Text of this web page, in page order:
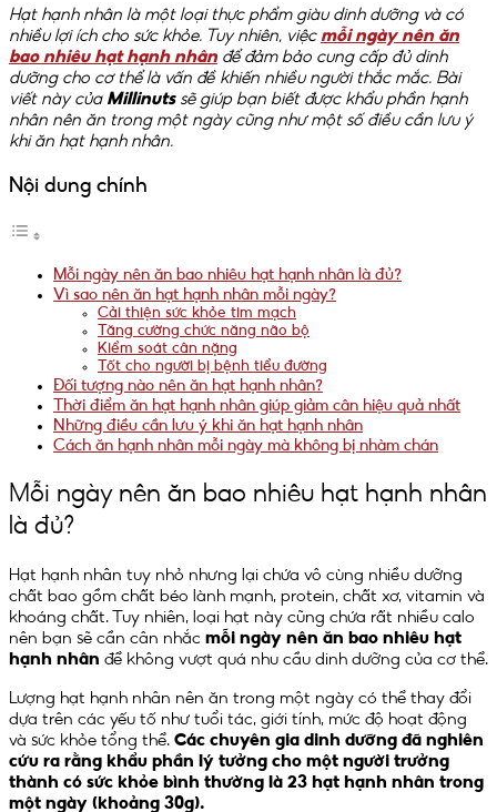
Hạt hạnh nhân là một loại thực phẩm giàu dinh dưỡng và có
nhiều lợi ích cho sức khỏe. Tuy nhiên, việc mỗi ngày nên ăn
bao nhiêu hạt hạnh nhân để đảm bảo cung cấp đủ dinh
dưỡng cho cơ thể là vấn đề khiến nhiều người thắc mắc. Bài
viết này của Millinutssẽ giúp bạn biết được khẩu phần hạnh
nhân nên ăn trong một ngày cũng như một số điều cần lưu ý
khi ăn hạt hạnh nhân.
Nội dung chính
Mỗi ngày nên ăn bao nhiêu hạt hạnh nhân là đủ?
Vì sao nên ăn hạt hạnh nhân mỗi ngày?
Cải thiện sức khỏe tim mạch
Tăng cường chức năng não bộ
Kiểm soát cân nặng
Tốt cho người bị bệnh tiểu đường
Đối tượng nào nên ăn hạt hạnh nhân?
Thời điểm ăn hạt hạnh nhân giúp giảm cân hiệu quả nhất
Những điều cần lưu ý khi ăn hạt hạnh nhân
Cách ăn hạnh nhân mỗi ngày mà không bị nhàm chán
Mỗi ngày nên ăn bao nhiêu hạt hạnh nhân
là đủ?
Hạt hạnh nhân tuy nhỏ nhưng lại chứa vô cùng nhiều dưỡng
chất bao gồm chất béo lành mạnh, protein, chất xơ, vitamin và
khoáng chất. Tuy nhiên, loại hạt này cũng chứa rất nhiều calo
nên bạn sẽ cần cân nhắc mỗi ngày nên ăn bao nhiêu hạt
hạnh nhân để không vượt quá nhu cầu dinh dưỡng của cơ thể.
Lượng hạt hạnh nhân nên ăn trong một ngày có thể thay đổi
dựa trên các yếu tố như tuổi tác, giới tính, mức độ hoạt động
và sức khỏe tổng thể. Các chuyên gia dinh dưỡng đã nghiên
cứu ra rằng khẩu phần lý tưởng cho một người trưởng
thành có sức khỏe bình thường là 23 hạt hạnh nhân trong
một ngày (khoảng 30g).